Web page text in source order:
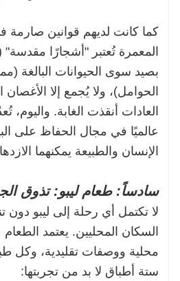
كما كانت لديهم قوانين صارمة
المعمرة تُعتبر "أشجارًا
بصيد سوى الحيوانات البالغة
الحوامل)، ولا يُجمع إلا
العادات أنقذت الغابة. واليوم،
عالميًا في مجال الحفاظ على
الإنسان والطبيعة يمكنهما
سادساً: طعام ليبو: تذوق
لا تكتمل أي رحلة إلى ليبو دون
السكان المحليين. يعتمد
محلية ووصفات تقليدية، وكل
ستة أطباق لا بد من تجربتها: